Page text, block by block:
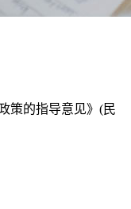
策的指导意见》(民